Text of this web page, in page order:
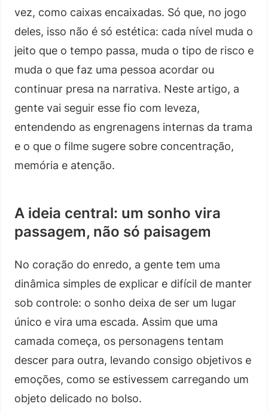
vez, como caixas encaixadas. Só que, no jogo
deles, isso não é só estética: cada nível muda o
jeito que o tempo passa, muda o tipo de risco e
muda o que faz uma pessoa acordar ou
continuar presa na narrativa. Neste artigo, a
gente vai seguir esse fio com leveza,
entendendo as engrenagens internas da trama
e o que o filme sugere sobre concentração,
memória e atenção.
A ideia central: um sonho vira
passagem, não só paisagem
No coração do enredo, a gente tem uma
dinâmica simples de explicar e difícil de manter
sob controle: o sonho deixa de ser um lugar
único e vira uma escada. Assim que uma
camada começa, os personagens tentam
descer para outra, levando consigo objetivos e
emoções, como se estivessem carregando um
objeto delicado no bolso.